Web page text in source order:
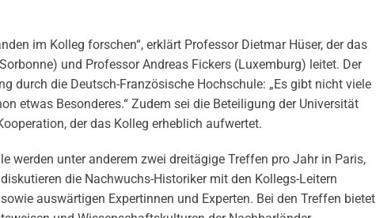
im Kolleg forschen“, erklärt Professor Dietmar Hüser, der das
und Professor Andreas Fickers (Luxemburg) leitet. Der
durch die Deutsch-Französische Hochschule: „Es gibt nicht viele
etwas Besonderes.“ Zudem sei die Beteiligung der Universität
der das Kolleg erheblich aufwertet.
werden unter anderem zwei dreitägige Treffen pro Jahr in Paris,
die Nachwuchs-Historiker mit den Kollegs-Leitern
auswärtigen Expertinnen und Experten. Bei den Treffen bietet